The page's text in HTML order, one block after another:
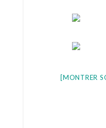
[MONTRER